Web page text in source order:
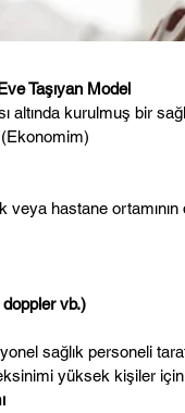
Taşıyan Model
altında kurulmuş bir
Ekonomim)
hastane ortamının
vb.)
sağlık personeli
yüksek kişiler